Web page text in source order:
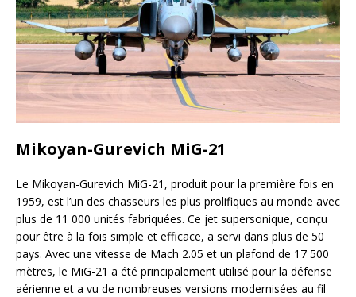
Mikoyan-Gurevich MiG-21
Le Mikoyan-Gurevich MiG-21, produit pour la première fois en
1959, est l’un des chasseurs les plus prolifiques au monde avec
plus de 11 000 unités fabriquées. Ce jet supersonique, conçu
pour être à la fois simple et efficace, a servi dans plus de 50
pays. Avec une vitesse de Mach 2.05 et un plafond de 17 500
mètres, le MiG-21 a été principalement utilisé pour la défense
aérienne et a vu de nombreuses versions modernisées au fil